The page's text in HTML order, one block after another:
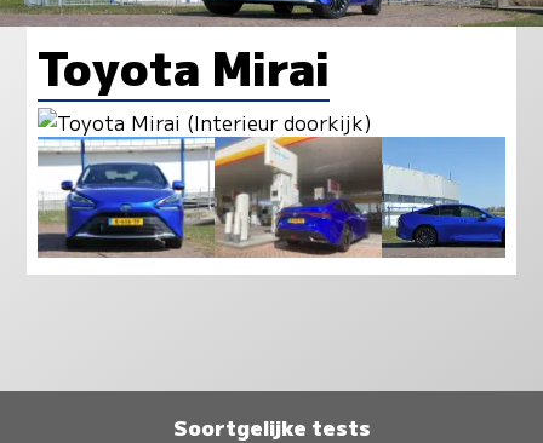
Toyota Mirai
Soortgelijke tests